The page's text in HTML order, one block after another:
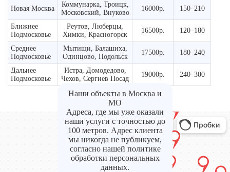
Новая Москва
Коммунарка, Троицк,
Московский, Внуково
16000р. 150–210
Ближнее
Подмосковье
Реутов, Люберцы,
Химки, Красногорск
16500р. 120–180
Среднее
Подмосковье
Мытищи, Балашиха,
Одинцово, Подольск
17500р. 180–240
Дальнее
Подмосковье
Истра, Домодедово,
Чехов, Сергиев Посад
19000р. 240–300
Наши объекты в Москва и
МО
Адреса, где мы уже оказали
наши услуги с точностью до
100 метров. Адрес клиента
мы никогда не публикуем,
согласно нашей политике
обработки персональных
данных.